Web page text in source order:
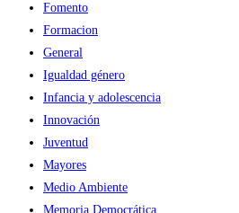
Fomento
Formacion
General
Igualdad género
Infancia y adolescencia
Innovación
Juventud
Mayores
Medio Ambiente
Memoria Democrática